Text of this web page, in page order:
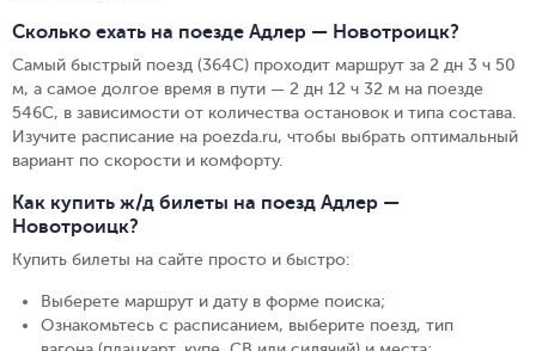
Сколько ехать на поезде Адлер — Новотроицк?
Самый быстрый поезд (364С) проходит маршрут за 2 дн 3 ч 50
м, а самое долгое время в пути — 2 дн 12 ч 32 м на поезде
546С, в зависимости от количества остановок и типа состава.
Изучите расписание на poezda.ru, чтобы выбрать оптимальный
вариант по скорости и комфорту.
Как купить ж/д билеты на поезд Адлер —
Новотроицк?
Купить билеты на сайте просто и быстро:
Выберете маршрут и дату в форме поиска;
Ознакомьтесь с расписанием, выберите поезд, тип